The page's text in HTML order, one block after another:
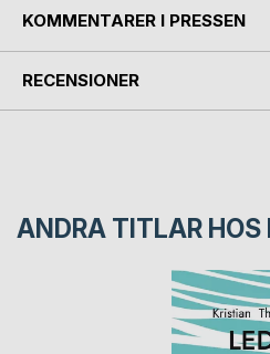
KOMMENTARER I PRESSEN
RECENSIONER
ANDRA TITLAR HOS